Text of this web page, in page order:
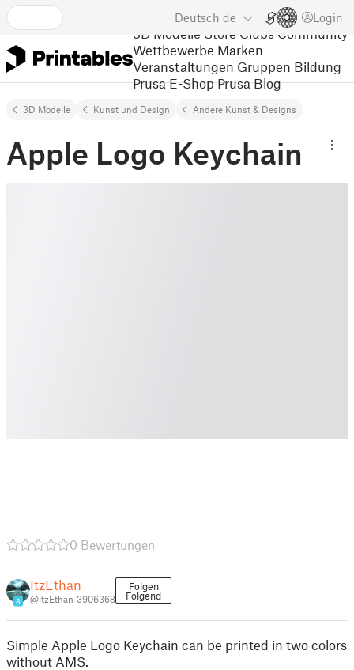
Deutsch de Login
3D Modelle Store Clubs Community
Wettbewerbe Marken
Veranstaltungen Gruppen Bildung
Prusa E-Shop Prusa Blog
3D Modelle Kunst und Design Andere Kunst & Designs
Apple Logo Keychain
0 Bewertungen
8
ItzEthan
@ItzEthan_3906368
Folgen
Folgend
Simple Apple Logo Keychain can be printed in two colors
without AMS.